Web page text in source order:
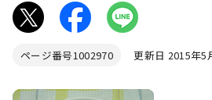
ページ番号1002970 更新日 2015年5